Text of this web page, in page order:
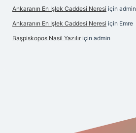
Ankaranın En Işlek Caddesi Neresi için admin
Ankaranın En Işlek Caddesi Neresi için Emre
Başpiskopos Nasil Yazılır için admin